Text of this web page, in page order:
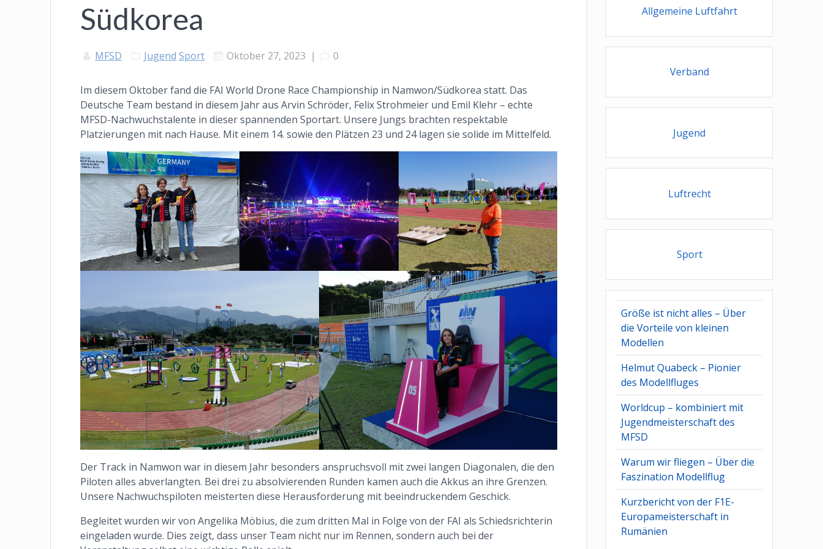
Südkorea
MFSD Jugend Sport Oktober 27, 2023 | 0
Im diesem Oktober fand die FAI World Drone Race Championship in Namwon/Südkorea statt. Das
Deutsche Team bestand in diesem Jahr aus Arvin Schröder, Felix Strohmeier und Emil Klehr – echte
MFSD-Nachwuchstalente in dieser spannenden Sportart. Unsere Jungs brachten respektable
Platzierungen mit nach Hause. Mit einem 14. sowie den Plätzen 23 und 24 lagen sie solide im Mittelfeld.
Der Track in Namwon war in diesem Jahr besonders anspruchsvoll mit zwei langen Diagonalen, die den
Piloten alles abverlangten. Bei drei zu absolvierenden Runden kamen auch die Akkus an ihre Grenzen.
Unsere Nachwuchspiloten meisterten diese Herausforderung mit beeindruckendem Geschick.
Begleitet wurden wir von Angelika Möbius, die zum dritten Mal in Folge von der FAI als Schiedsrichterin
eingeladen wurde. Dies zeigt, dass unser Team nicht nur im Rennen, sondern auch bei der
Allgemeine Luftfahrt
Verband
Jugend
Luftrecht
Sport
Größe ist nicht alles – Über
die Vorteile von kleinen
Modellen
Helmut Quabeck – Pionier
des Modellfluges
Worldcup – kombiniert mit
Jugendmeisterschaft des
MFSD
Warum wir fliegen – Über die
Faszination Modellflug
Kurzbericht von der F1E-
Europameisterschaft in
Rumänien